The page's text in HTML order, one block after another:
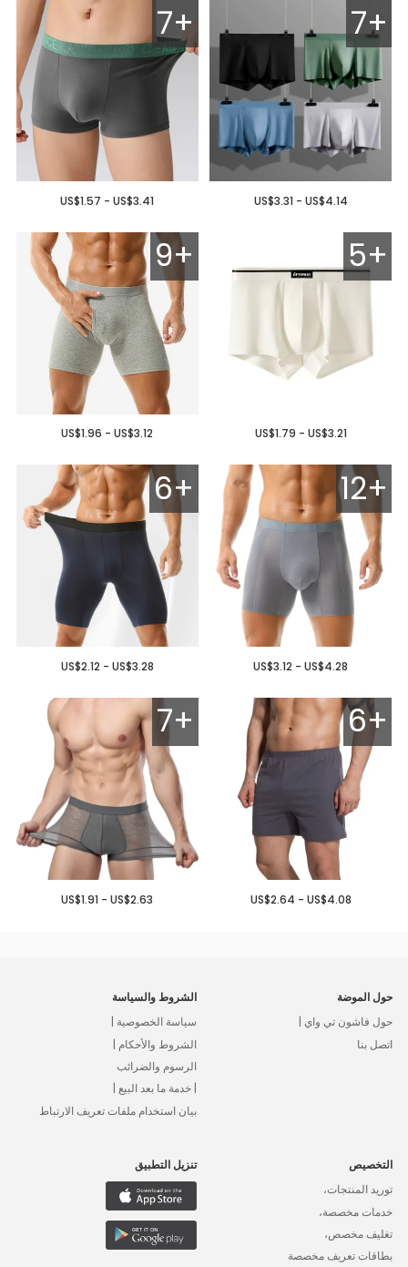
7+
US$3.31 - US$4.14
7+
US$1.57 - US$3.41
5+
US$1.79 - US$3.21
9+
US$1.96 - US$3.12
12+
US$3.12 - US$4.28
6+
US$2.12 - US$3.28
6+
US$2.64 - US$4.08
7+
US$1.91 - US$2.63
حول الموضة
حول فاشون تي واي |
اتصل بنا
الشروط والسياسة
سياسة الخصوصية |
الشروط والأحكام |
الرسوم والضرائب
| خدمة ما بعد البيع |
بيان استخدام ملفات تعريف الارتباط
التخصيص
توريد المنتجات،
خدمات مخصصة،
تغليف مخصص،
بطاقات تعريف مخصصة
تنزيل التطبيق